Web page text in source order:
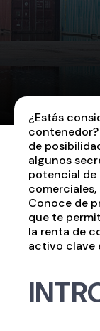
¿Estás
de
algunos
potencial de
Conoce de
que te
la renta de
activo clave